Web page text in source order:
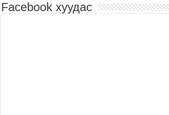
Агаарын бохирдлыг бууруулах бодлогын
Facebook хуудас